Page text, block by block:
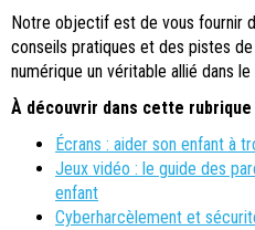
Notre objectif est de vous fournir
conseils pratiques et des pistes
numérique un véritable allié dans
À découvrir dans cette rubrique
Écrans : aider son enfant à
Jeux vidéo : le guide des
enfant
Cyberharcèlement et